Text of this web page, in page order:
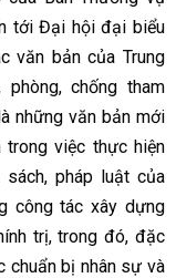
tới Đại hội đại biểu
văn bản của Trung
chống tham
những văn bản mới
trong việc thực hiện
pháp luật của
công tác xây dựng
trị, trong đó, đặc
chuẩn bị nhân sự và